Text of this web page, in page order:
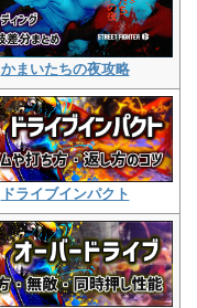
かまいたちの夜攻略
ドライブインパクト